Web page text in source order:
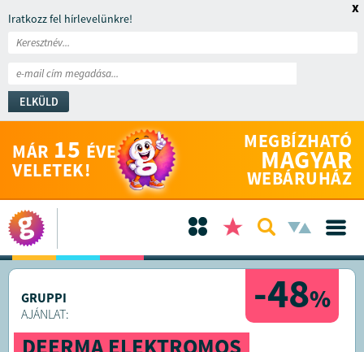
Iratkozz fel hírlevelünkre!
ELKÜLD
x
MÁR 15 ÉVE
VELETEK!
MEGBÍZHATÓ
MAGYAR
WEBÁRUHÁZ
-48%
GRUPPI
AJÁNLAT:
DEERMA ELEKTROMOS